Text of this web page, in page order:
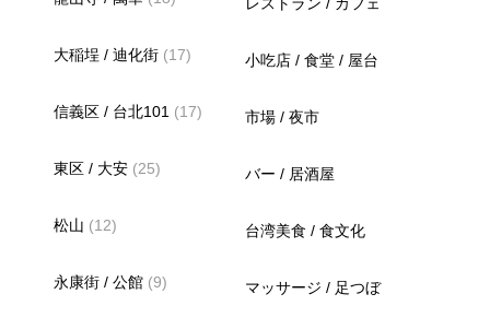
大稲埕 / 迪化街 (17)
信義区 / 台北101 (17)
東区 / 大安 (25)
松山 (12)
永康街 / 公館 (9)
レストラン / カフェ
小吃店 / 食堂 / 屋台
市場 / 夜市
バー / 居酒屋
台湾美食 / 食文化
マッサージ / 足つぼ